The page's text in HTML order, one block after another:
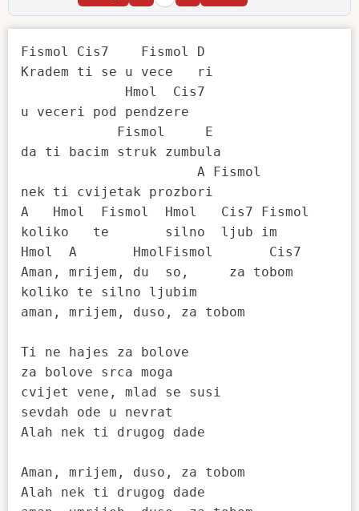
Fismol Cis7    Fismol D
Kradem ti se u vece   ri
             Hmol  Cis7
u veceri pod pendzere
            Fismol     E
da ti bacim struk zumbula
                      A Fismol
nek ti cvijetak prozbori
A   Hmol  Fismol  Hmol   Cis7 Fismol
koliko   te       silno  ljub im
Hmol  A       HmolFismol       Cis7
Aman, mrijem, du  so,     za tobom
koliko te silno ljubim
aman, mrijem, duso, za tobom
Ti ne hajes za bolove
za bolove srca moga
cvijet vene, mlad se susi
sevdah ode u nevrat
Alah nek ti drugog dade
Aman, mrijem, duso, za tobom
Alah nek ti drugog dade